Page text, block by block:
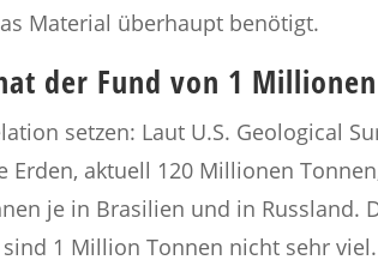
Material überhaupt benötigt.
der Fund von 1
setzen: Laut U.S. Geological
Erden, aktuell 120 Millionen
je in Brasilien und in
1 Million Tonnen nicht sehr